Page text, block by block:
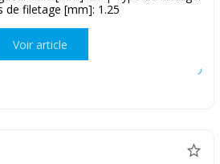
de filetage [mm]: 1.25
Voir article